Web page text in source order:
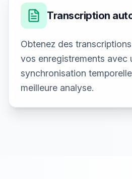
Transcription
Obtenez des
vos enregistrements avec
synchronisation
meilleure analyse.